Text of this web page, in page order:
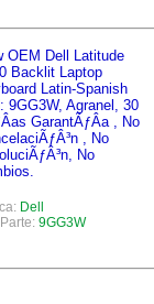
OEM Dell Latitude
Backlit Laptop
Latin-Spanish
9GG3W, Agranel, 30
GarantÃƒÂ­a , No
, No
No
Dell
9GG3W